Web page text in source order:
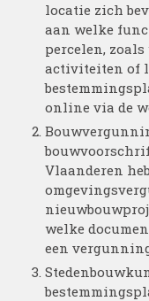
locatie zich
aan welke
percelen,
activiteiten of
online via de
Vlaanderen
welke
een